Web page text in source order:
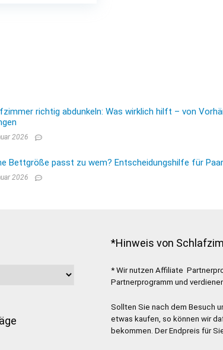
richtig abdunkeln: Was wirklich hilft – von
2026
Bettgröße passt zu wem? Entscheidungshilfe für
2026
*Hinweis von
* Wir nutzen Affiliate
Partnerprogramm und
Sollten Sie nach dem Besuch
etwas kaufen, so können wir
bekommen. Der Endpreis für